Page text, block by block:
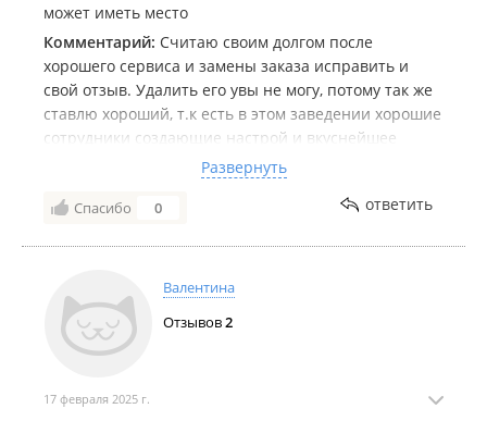
может иметь место
Комментарий: Считаю своим долгом после
хорошего сервиса и замены заказа исправить и
свой отзыв. Удалить его увы не могу, потому так же
ставлю хороший, т.к есть в этом заведении хорошие
сотрудники создающие настрой и вкуснейшее
блюдо роллы Криспи Салмон 🩵
Ну и ваши пакеты на самовывоз/доставку топчик,
благодаря этому блюдо как только-только
Развернуть
Спасибо 0 ответить
Валентина
Отзывов2
17 февраля 2025 г.